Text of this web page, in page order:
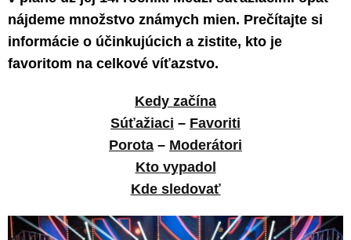
nájdeme množstvo známych mien. Prečítajte si
informácie o účinkujúcich a zistite, kto je
favoritom na celkové víťazstvo.
Kedy začína
Súťažiaci – Favoriti
Porota – Moderátori
Kto vypadol
Kde sledovať